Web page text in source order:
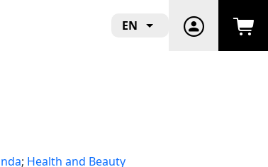
EN
; Health and Beauty